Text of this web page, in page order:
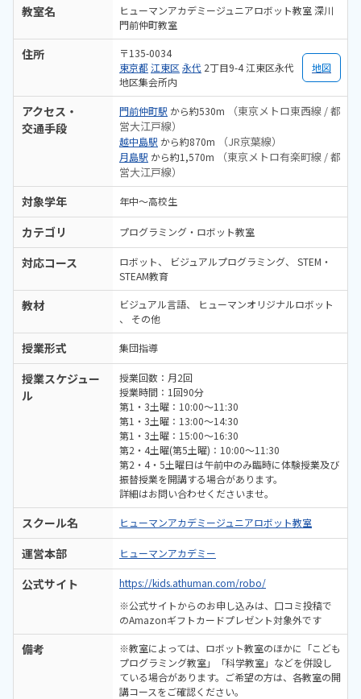
教室名
ヒューマンアカデミージュニアロボット教室 深川
門前仲町教室
住所
〒135-0034
東京都 江東区 永代 2丁目9-4 江東区永代
地区集会所内
地図
アクセス・
交通手段
門前仲町駅 から約530m
（東京メトロ東西線 / 都
営大江戸線）
越中島駅 から約870m （JR京葉線）
月島駅 から約1,570m
（東京メトロ有楽町線 / 都
営大江戸線）
対象学年 年中～高校生
カテゴリ プログラミング・ロボット教室
対応コース ロボット ビジュアルプログラミング
STEM・
STEAM教育
教材 ビジュアル言語
ヒューマンオリジナルロボット
その他
授業形式 集団指導
授業スケジュー
ル
授業回数：月2回
授業時間：1回90分
第1・3土曜：10:00〜11:30
第1・3土曜：13:00〜14:30
第1・3土曜：15:00〜16:30
第2・4土曜(第5土曜)：10:00〜11:30
第2・4・5土曜日は午前中のみ臨時に体験授業及び
振替授業を開講する場合があります。
詳細はお問い合わせくださいませ。
スクール名 ヒューマンアカデミージュニアロボット教室
運営本部 ヒューマンアカデミー
公式サイト
https://kids.athuman.com/robo/
※公式サイトからのお申し込みは、口コミ投稿で
のAmazonギフトカードプレゼント対象外です
備考
※教室によっては、ロボット教室のほかに「こども
プログラミング教室」「科学教室」などを併設し
ている場合があります。ご希望の方は、各教室の開
講コースをご確認ください。